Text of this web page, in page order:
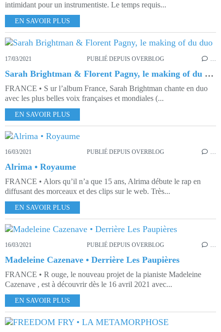
intimidant pour un instrumentiste. Le temps requis...
EN SAVOIR PLUS
17/03/2021 PUBLIÉ DEPUIS OVERBLOG
Sarah Brightman & Florent Pagny, le making of du duo
FRANCE • S ur l’album France, Sarah Brightman chante en duo
avec les plus belles voix françaises et mondiales (...
EN SAVOIR PLUS
16/03/2021 PUBLIÉ DEPUIS OVERBLOG …
Alrima • Royaume
FRANCE • Alors qu’il n’a que 15 ans, Alrima débute le rap en
diffusant des morceaux et des clips sur le web. Très...
EN SAVOIR PLUS
16/03/2021 PUBLIÉ DEPUIS OVERBLOG …
Madeleine Cazenave • Derrière Les Paupières
FRANCE • R ouge, le nouveau projet de la pianiste Madeleine
Cazenave , est à découvrir dès le 16 avril 2021 avec...
EN SAVOIR PLUS